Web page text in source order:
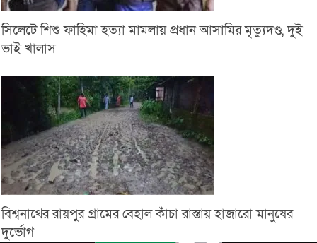
সিলেটে শিশু ফাহিমা হত্যা মামলায় প্রধান আসামির মৃত্যুদণ্ড, দুই
ভাই খালাস
বিশ্বনাথের রায়পুর গ্রামের বেহাল কাঁচা রাস্তায় হাজারো মানুষের
দুর্ভোগ